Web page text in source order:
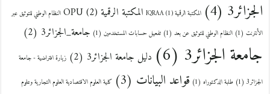
الجزائر3 (4) المكتبة الرقمية IQRAA(1) المكتبة الرقمية OPU (2)
النظام الوطني للتوثيق عبر
الأنترنت (1) النظام الوطني للتوثيق عن بعد (1) تفعيل حسابات المستخدمين (1) جامعة_الجزائر3 (2)
جامعة الجزائر3 (6) دليل جامعة الجزائر3 (2) زيارة افتراضية - جامعة
الجزائر3 (1) طلبة الدكتوراه (1) قواعد البيانات (3)
كلية العلوم الاقتصادية العلوم التجارية وعلوم